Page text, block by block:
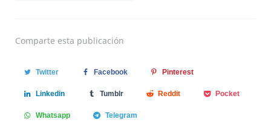
Comparte esta publicación
Twitter Facebook Pinterest
Linkedin Tumblr Reddit Pocket
Whatsapp Telegram